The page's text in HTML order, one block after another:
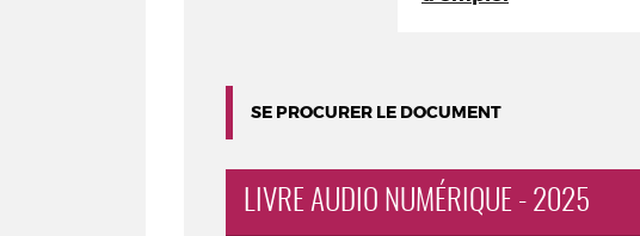
SE PROCURER LE DOCUMENT
LIVRE AUDIO NUMÉRIQUE - 2025